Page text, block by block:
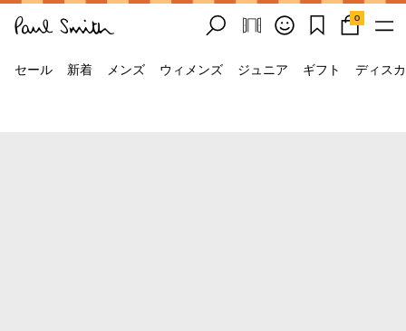
0
セール 新着 メンズ ウィメンズ ジュニア ギフト ディス